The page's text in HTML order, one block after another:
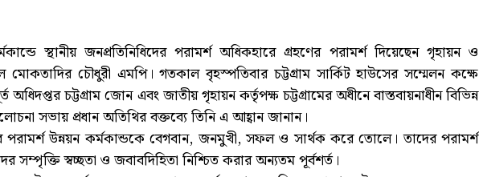
স্থানীয় জনপ্রতিনিধিদের পরামর্শ অধিকহারে গ্রহণের পরামর্শ দিয়েছেন গৃহায়ন ও
চৌধুরী এমপি। গতকাল বৃহস্পতিবার চট্টগ্রাম সার্কিট হাউসের সম্মেলন কক্ষে
অধিদপ্তর চট্টগ্রাম জোন এবং জাতীয় গৃহায়ন কর্তৃপক্ষ চট্টগ্রামের অধীনে বাস্তবায়নাধীন বিভিন্ন
সভায় প্রধান অতিথির বক্তব্যে তিনি এ আহ্বান জানান।
পরামর্শ উন্নয়ন কর্মকান্ডকে বেগবান, জনমুখী, সফল ও সার্থক করে তোলে। তাদের পরামর্শ
সম্পৃক্তি স্বচ্ছতা ও জবাবদিহিতা নিশ্চিত করার অন্যতম পূর্বশর্ত।